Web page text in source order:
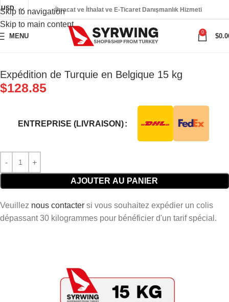
Skip to navigation
Skip to main content
USD İhracat ve İthalat ve E-Ticaret Danışmanlık Hizmeti
MENU
0
$
Expédition de Turquie en Belgique 15 kg
$128.85
ENTREPRISE (LIVRAISON)
AJOUTER AU PANIER
Veuillez nous contacter si vous souhaitez expédier un colis
dépassant 30 kilogrammes pour bénéficier d'un tarif spécial.